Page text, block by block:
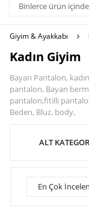
Giyim & Ayakkabı
Kadın Giyim
Bayan Pantalon,
pantalon, Bayan
pantalon,fitilli
Beden, Bluz, body,
ALT
En Çok